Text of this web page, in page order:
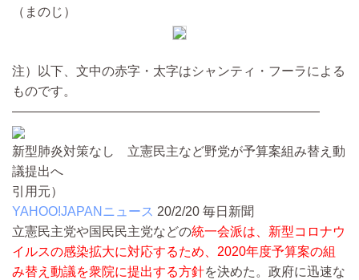
（まのじ）
注）以下、文中の赤字・太字はシャンティ・フーラによる
ものです。
————————————————————————
新型肺炎対策なし 立憲民主など野党が予算案組み替え動
議提出へ
引用元）
YAHOO!JAPANニュース 20/2/20 毎日新聞
立憲民主党や国民民主党などの統一会派は、新型コロナウ
イルスの感染拡大に対応するため、2020年度予算案の組
み替え動議を衆院に提出する方針を決めた。政府に迅速な